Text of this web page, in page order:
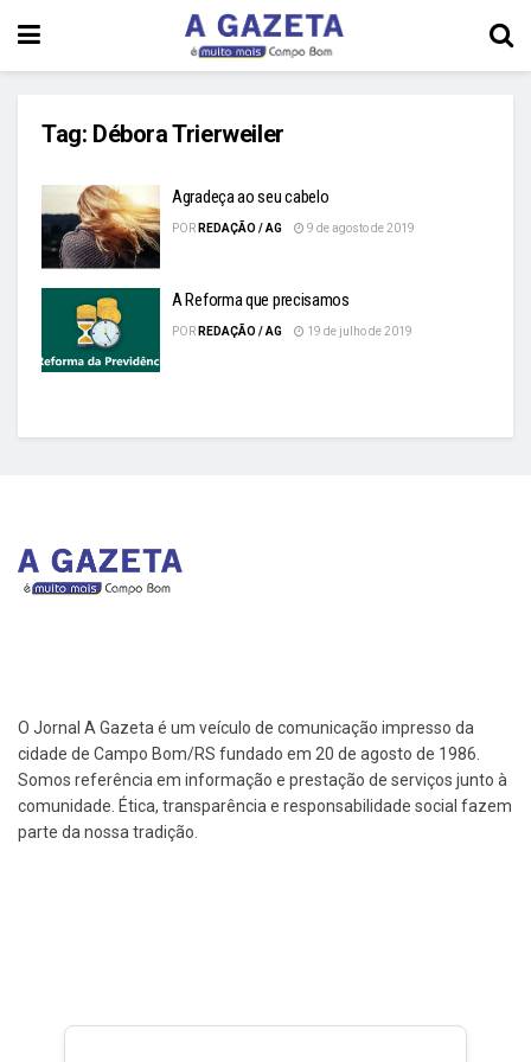
Tag: Débora Trierweiler
Agradeça ao seu cabelo
POR REDAÇÃO / AG 9 de agosto de 2019
A Reforma que precisamos
POR REDAÇÃO / AG 19 de julho de 2019
O Jornal A Gazeta é um veículo de comunicação impresso da
cidade de Campo Bom/RS fundado em 20 de agosto de 1986.
Somos referência em informação e prestação de serviços junto à
comunidade. Ética, transparência e responsabilidade social fazem
parte da nossa tradição.